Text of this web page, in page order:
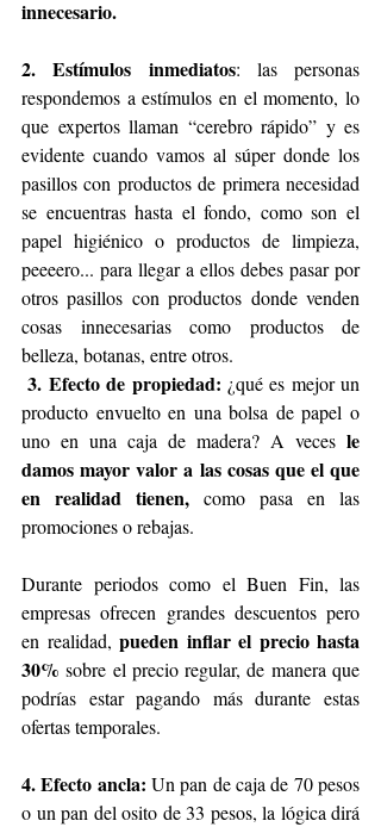
innecesario.
2. Estímulos inmediatos: las personas
respondemos a estímulos en el momento, lo
que expertos llaman “cerebro rápido” y es
evidente cuando vamos al súper donde los
pasillos con productos de primera necesidad
se encuentras hasta el fondo, como son el
papel higiénico o productos de limpieza,
peeeero... para llegar a ellos debes pasar por
otros pasillos con productos donde venden
cosas innecesarias como productos de
belleza, botanas, entre otros.
3. Efecto de propiedad: ¿qué es mejor un
producto envuelto en una bolsa de papel o
uno en una caja de madera? A veces le
damos mayor valor a las cosas que el que
en realidad tienen, como pasa en las
promociones o rebajas.
Durante periodos como el Buen Fin, las
empresas ofrecen grandes descuentos pero
en realidad, pueden inflar el precio hasta
30% sobre el precio regular, de manera que
podrías estar pagando más durante estas
ofertas temporales.
4. Efecto ancla: Un pan de caja de 70 pesos
o un pan del osito de 33 pesos, la lógica dirá